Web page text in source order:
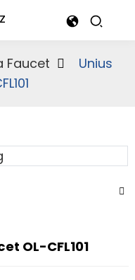
Faucet
Unius
OL-CFL101